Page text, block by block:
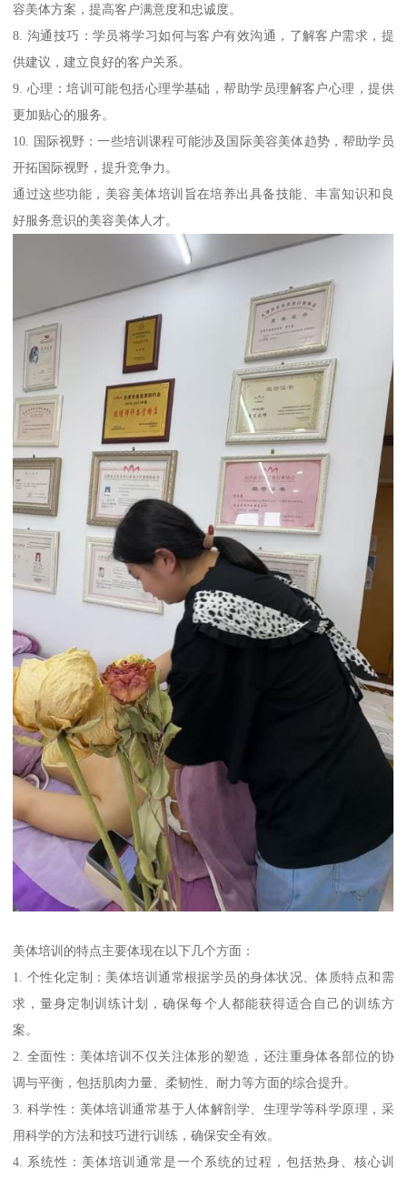
容美体方案，提高客户满意度和忠诚度。
8. 沟通技巧：学员将学习如何与客户有效沟通，了解客户需求，提
供建议，建立良好的客户关系。
9. 心理：培训可能包括心理学基础，帮助学员理解客户心理，提供
更加贴心的服务。
10. 国际视野：一些培训课程可能涉及国际美容美体趋势，帮助学员
开拓国际视野，提升竞争力。
通过这些功能，美容美体培训旨在培养出具备技能、丰富知识和良
好服务意识的美容美体人才。
美体培训的特点主要体现在以下几个方面：
1. 个性化定制：美体培训通常根据学员的身体状况、体质特点和需
求，量身定制训练计划，确保每个人都能获得适合自己的训练方
案。
2. 全面性：美体培训不仅关注体形的塑造，还注重身体各部位的协
调与平衡，包括肌肉力量、柔韧性、耐力等方面的综合提升。
3. 科学性：美体培训通常基于人体解剖学、生理学等科学原理，采
用科学的方法和技巧进行训练，确保安全有效。
4. 系统性：美体培训通常是一个系统的过程，包括热身、核心训